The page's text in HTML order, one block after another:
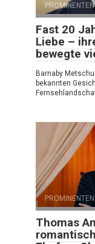
PROMINENTEN
Fast 20
Liebe –
bewegte
Barnaby
bekannten
PROMINENTEN
Thomas